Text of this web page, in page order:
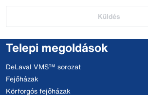
Küldés
Telepi megoldások
DeLaval VMS™ sorozat
Fejőházak
Körforgós fejőházak